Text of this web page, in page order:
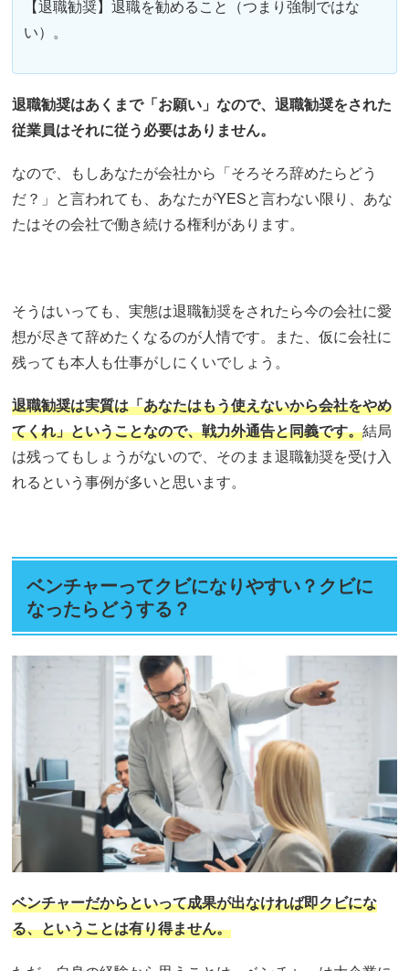
【退職勧奨】退職を勧めること（つまり強制ではな
い）。
退職勧奨はあくまで「お願い」なので、退職勧奨をされた
従業員はそれに従う必要はありません。
なので、もしあなたが会社から「そろそろ辞めたらどう
だ？」と言われても、あなたがYESと言わない限り、あな
たはその会社で働き続ける権利があります。
そうはいっても、実態は退職勧奨をされたら今の会社に愛
想が尽きて辞めたくなるのが人情です。また、仮に会社に
残っても本人も仕事がしにくいでしょう。
退職勧奨は実質は「あなたはもう使えないから会社をやめ
てくれ」ということなので、戦力外通告と同義です。結局
は残ってもしょうがないので、そのまま退職勧奨を受け入
れるという事例が多いと思います。
ベンチャーってクビになりやすい？クビに
なったらどうする？
ベンチャーだからといって成果が出なければ即クビにな
る、ということは有り得ません。